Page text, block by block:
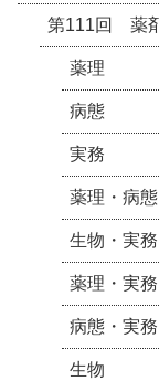
第111回 薬
薬理
病態
実務
薬理・病態
生物・実務
薬理・実務
病態・実務
生物